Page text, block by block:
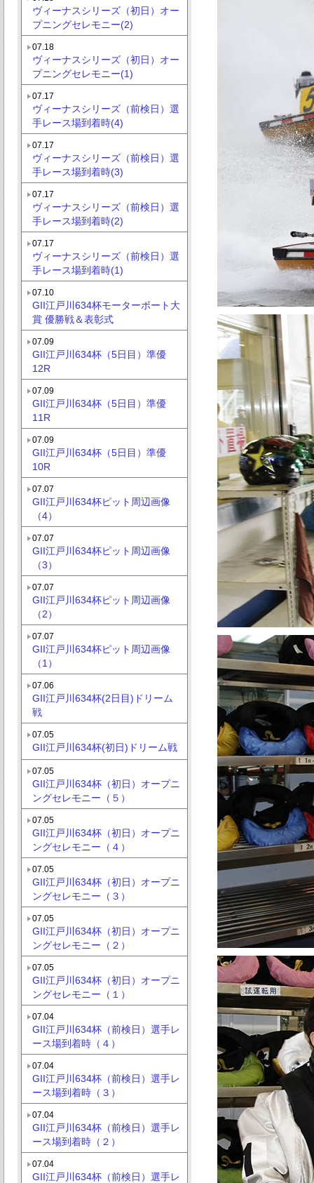
ヴィーナスシリーズ（初日）オー
プニングセレモニー(2)
07.18
ヴィーナスシリーズ（初日）オー
プニングセレモニー(1)
07.17
ヴィーナスシリーズ（前検日）選
手レース場到着時(4)
07.17
ヴィーナスシリーズ（前検日）選
手レース場到着時(3)
07.17
ヴィーナスシリーズ（前検日）選
手レース場到着時(2)
07.17
ヴィーナスシリーズ（前検日）選
手レース場到着時(1)
07.10
GII江戸川634杯モーターボート大
賞 優勝戦＆表彰式
07.09
GII江戸川634杯（5日目）準優
12R
07.09
GII江戸川634杯（5日目）準優
11R
07.09
GII江戸川634杯（5日目）準優
10R
07.07
GII江戸川634杯ピット周辺画像
（4）
07.07
GII江戸川634杯ピット周辺画像
（3）
07.07
GII江戸川634杯ピット周辺画像
（2）
07.07
GII江戸川634杯ピット周辺画像
（1）
07.06
GII江戸川634杯(2日目)ドリーム
戦
07.05
GII江戸川634杯(初日)ドリーム戦
07.05
GII江戸川634杯（初日）オープニ
ングセレモニー（５）
07.05
GII江戸川634杯（初日）オープニ
ングセレモニー（４）
07.05
GII江戸川634杯（初日）オープニ
ングセレモニー（３）
07.05
GII江戸川634杯（初日）オープニ
ングセレモニー（２）
07.05
GII江戸川634杯（初日）オープニ
ングセレモニー（１）
07.04
GII江戸川634杯（前検日）選手レ
ース場到着時（４）
07.04
GII江戸川634杯（前検日）選手レ
ース場到着時（３）
07.04
GII江戸川634杯（前検日）選手レ
ース場到着時（２）
07.04
GII江戸川634杯（前検日）選手レ